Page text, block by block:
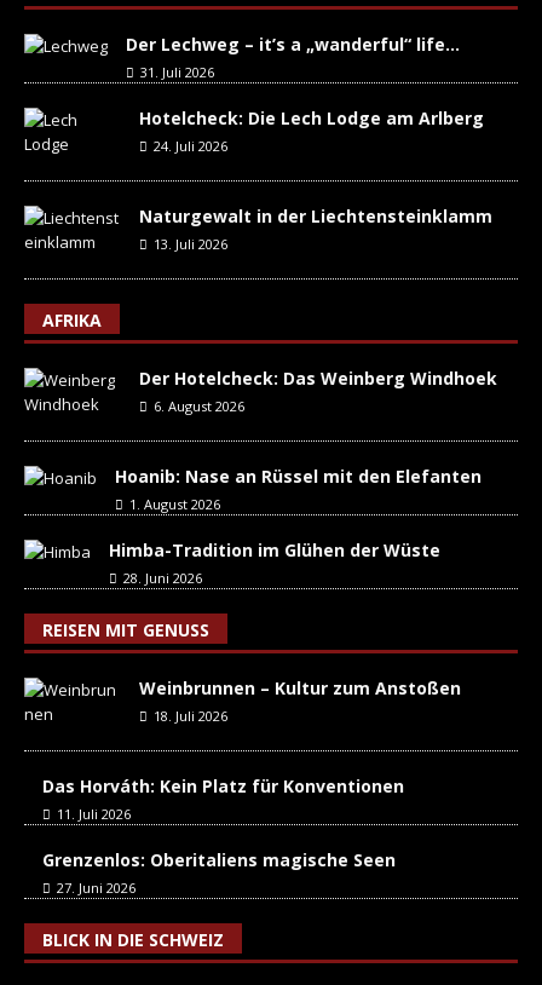
Der Lechweg – it’s a „wanderful“ life…
31. Juli 2026
Hotelcheck: Die Lech Lodge am Arlberg
24. Juli 2026
Naturgewalt in der Liechtensteinklamm
13. Juli 2026
AFRIKA
Der Hotelcheck: Das Weinberg Windhoek
6. August 2026
Hoanib: Nase an Rüssel mit den Elefanten
1. August 2026
Himba-Tradition im Glühen der Wüste
28. Juni 2026
REISEN MIT GENUSS
Weinbrunnen – Kultur zum Anstoßen
18. Juli 2026
Das Horváth: Kein Platz für Konventionen
11. Juli 2026
Grenzenlos: Oberitaliens magische Seen
27. Juni 2026
BLICK IN DIE SCHWEIZ